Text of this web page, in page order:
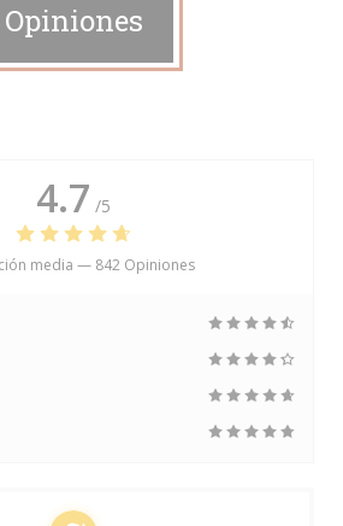
Opiniones
4.7 /5
media — 842 Opiniones